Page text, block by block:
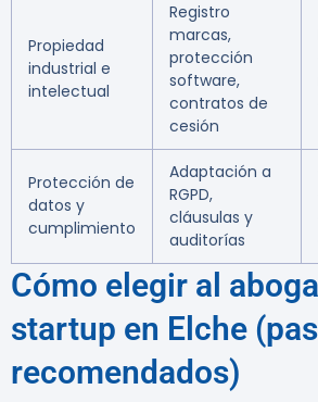
Propiedad
industrial e
intelectual
Registro
marcas,
protección
software,
contratos de
cesión
Protección de
datos y
cumplimiento
Adaptación a
RGPD,
cláusulas y
auditorías
Cómo elegir al
startup en Elche
recomendados)